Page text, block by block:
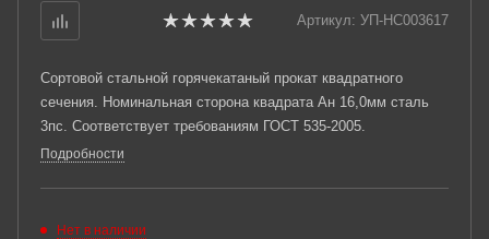
Артикул: УП-НС003617
Сортовой стальной горячекатаный прокат квадратного
сечения. Номинальная сторона квадрата Ан 16,0мм сталь
3пс. Соответствует требованиям ГОСТ 535-2005.
Подробности
Нет в наличии